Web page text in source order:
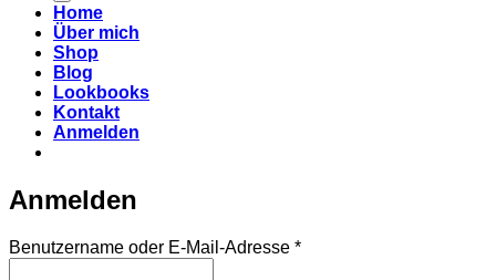
Home
Über mich
Shop
Blog
Lookbooks
Kontakt
Anmelden
Anmelden
Benutzername oder E-Mail-Adresse *Erforderlich